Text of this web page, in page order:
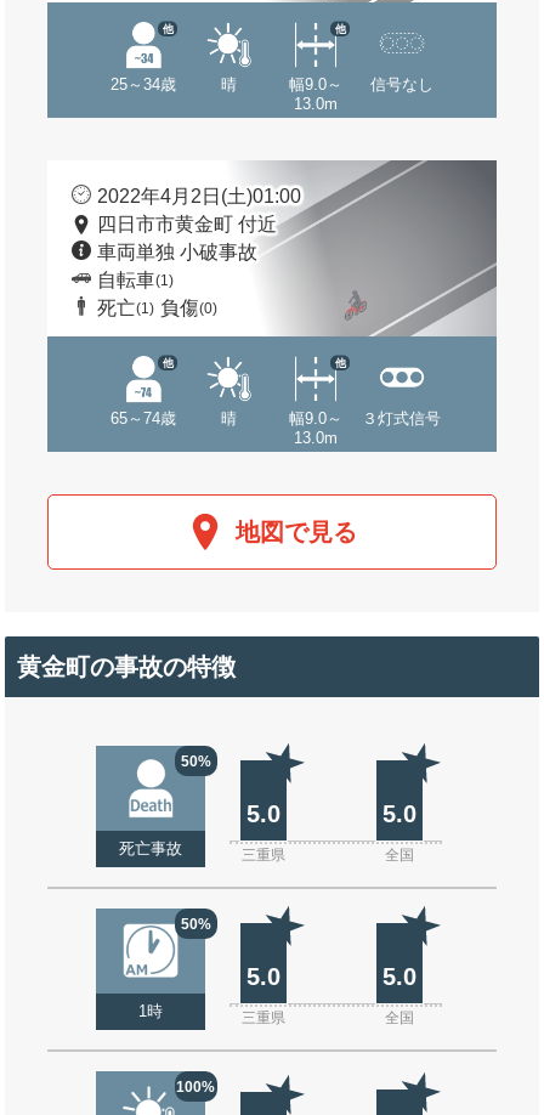
25～34歳
他
晴
幅9.0～
13.0m
他
信号なし
2022年4月2日(土)01:00
四日市市黄金町 付近
車両単独 小破事故
自転車(1)
死亡(1) 負傷(0)
65～74歳
他
晴
幅9.0～
13.0m
他
３灯式信号
地図で見る
黄金町の事故の特徴
50%
死亡事故
5.0 5.0
三重県 全国
50%
1時
5.0 5.0
三重県 全国
100%